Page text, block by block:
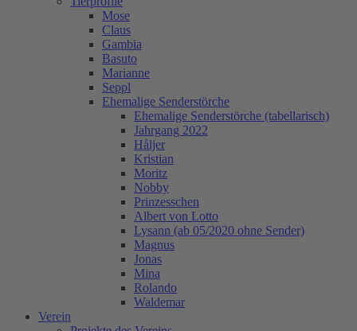
Mose
Claus
Gambia
Basuto
Marianne
Seppl
Ehemalige Senderstörche
Ehemalige Senderstörche (tabellarisch)
Jahrgang 2022
Håljer
Kristian
Moritz
Nobby
Prinzesschen
Albert von Lotto
Lysann (ab 05/2020 ohne Sender)
Magnus
Jonas
Mina
Rolando
Waldemar
Verein